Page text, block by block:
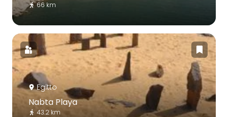
66 km
Egitto
Nabta Playa
43.2 km